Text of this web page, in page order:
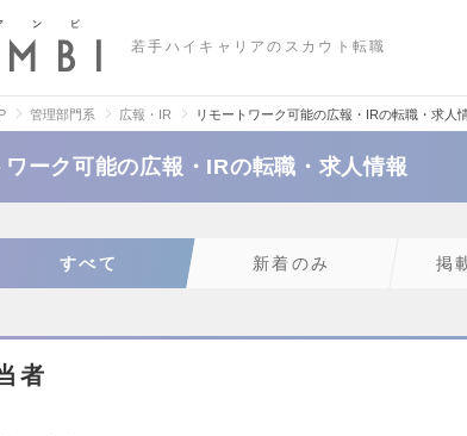
若手ハイキャリアのスカウト転職
管理部門系 広報・IR リモートワーク可能の広報・IRの転職・求人
ワーク可能の広報・IRの転職・求人情報
すべて 新着のみ 掲
者